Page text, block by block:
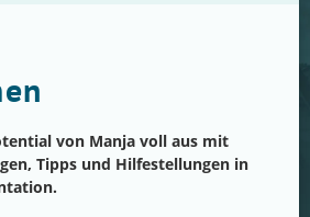
von Manja voll aus mit
Tipps und Hilfestellungen in